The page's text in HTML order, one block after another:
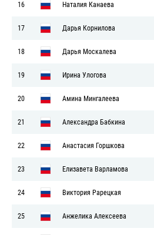
16 Наталия Канаева
17 Дарья Корнилова
18 Дарья Москалева
19 Ирина Улогова
20 Амина Мингалеева
21 Александра Бабкина
22 Анастасия Горшкова
23 Елизавета Варламова
24 Виктория Рарецкая
25 Анжелика Алексеева